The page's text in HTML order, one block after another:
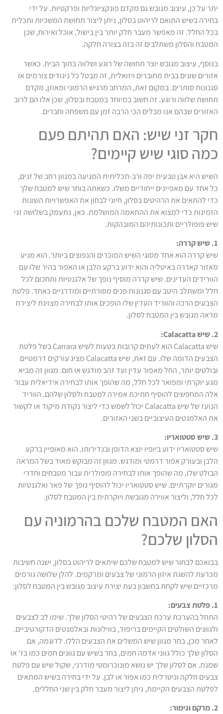
יתר על כן, עיצוב מגובש גם מקדם פונקציונליות ופרקטיות. על ידי
בחירה בשיש התואם לריהוט בסלון, ניתן ליצור תחושת המשכיות ותכלית
בכל החלל. זה מאפשר מעבר חלק יותר בין בישול, אוכל ואירוח, שכן
המטבח והסלון משתלבים זה בזה בצורה חלקה.
בנוסף, עיצוב מגובש יוצר תחושה של רוגע ושלווה בתוך הבית. כאשר
אזורים שונים בבית מחוברים ויזואלית, זה מבטל כל ניגודים צורמים או
סגנונות סותרים. במקום זאת, המרחב מרגיש הרמוני ומאוזן, מקדם
תחושת שלווה ורוגע. זה חשוב במיוחד במטבח ובסלון, שכן אלו הם לרוב
האזורים שבהם אנו מבלים הכי הרבה זמן עם משפחה וחברים.
חקר זני שיש: האם תהיתם פעם
כמה סוגי שיש קיימים?
השיש היא אבן טבעית יפה ורב-תכליתית המגיעה במגוון רחב של זנים,
כל אחד עם מאפיינים ייחודיים משלו. כשאתה בוחר שיש למטבח שלך
כדי להתאים את הרהיטים בסלון, חיוני לבחון את האפשרויות השונות
הזמינות כדי למצוא את ההתאמה המושלמת. כאן, נתעמק בשלושה זני
שיש פופולריים ותכונותיהם המובהקות.
1. שיש קררה:
שיש קררה הוא אחד מסוגי השיש המוכרים והנפוצים ביותר. הוא מגיע
מאזור קאררה באיטליה והוא ידוע ברקע הלבן או האפור בהיר שלו עם
הוורידים העדינים. שיש קררה מוסיף נופך של אלגנטיות ותחכום לכל
חלל ומשתלב היטב עם סגנונות פנים מסורתיים ומודרניים כאחד. פלטת
הצבעים הרכה והווריד העדין שלו הופכים אותו לבחירה מצוינת ליצירת
מראה מגובש בין המטבח לסלון.
2. שיש Calacatta:
שיש Calacatta הוא לעתים קרובות בטעות לשיש Carrara בשל פלטת
הצבעים הדומה שלו. עם זאת, שיש Calacatta מציג עורקים דרמטיים
ובולטים יותר, החל מאפור עדין ועד זהב מודגש או חום. מגוון זה מביא
מגע יוקרתי ומפואר לכל חלל, מה שהופך אותו לבחירה אידיאלית עבור
אלה המחפשים להוסיף חתיכת אמירה למטבח ולסלון שלהם. הווריד
הנועז של שיש Calacatta יכול לשמש כדי ליצור נקודת מיקוד או לקשור
את האלמנטים העיצוביים בשני האזורים.
3. שיש סטטואריו:
שיש סטטואריו ידוע ביופיו יוצא הדופן ובנדירותו. הוא מאופיין ברקע
הלבן ובעורק אפור דרמטי ומודגש. מגוון זה מבוקש מאוד בשל המראה
הבולט שלו, מה שהופך אותו לבחירה פופולרית עבור מטבחים וחדרי
מגורים יוקרתיים. שיש סטטואריו יכול להוסיף נופך של פאר ואלגנטיות
לכל חלל, וליצור אווירה מגובשת ויוקרתית בין המטבח לסלון.
האם המטבח שלכם בהרמוניה עם
הסלון שלכם?
בבואכם לבחור שיש למטבח שלכם שיתאים לריהוט בסלון, ישנה חשיבות
מכרעת להשגת איזון הרמוני של צבעים ומרקמים. להלן שלושה גורמים
מרכזיים שיש לקחת בחשבון בעת יצירת עיצוב מגובש בין המטבח לסלון:
1. פלטת צבעים:
התחל בהערכת ערכת הצבעים של רהיטי הסלון שלך. שימו לב לצבעים
ולגוונים השולטים הקיימים בריפוד, בווילונות ובאלמנטים הדקורטיביים.
לאחר מכן, בחר מגוון שיש המשלים את הצבעים הללו. לדוגמה, אם
הסלון שלך כולל גווני אדמה חמים, בחר בשיש עם גוונים חמים כמו בז' או
שמנת. אם לסלון שלך יש נושא מונוכרומטי מודרני, שקול שיש עם פלטת
צבעים חלקה וניטרלית כמו אפור או לבן. על ידי בחירה בשיש המתאים
לפלטת הצבעים הקיימת, ניתן ליצור מעבר חלק בין שני החללים.
2. מרקם וגימור: